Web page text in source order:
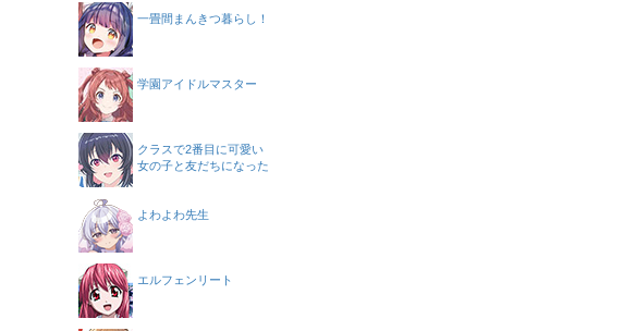
一畳間まんきつ暮らし！
学園アイドルマスター
クラスで2番目に可愛い
女の子と友だちになった
よわよわ先生
エルフェンリート